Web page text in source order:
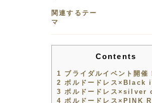
関連するテー
マ
Contents
1 ブライダルイベント開催
2 ボルドードレス×Black
3 ボルドードレス×silver
4 ボルドードレス×PINK